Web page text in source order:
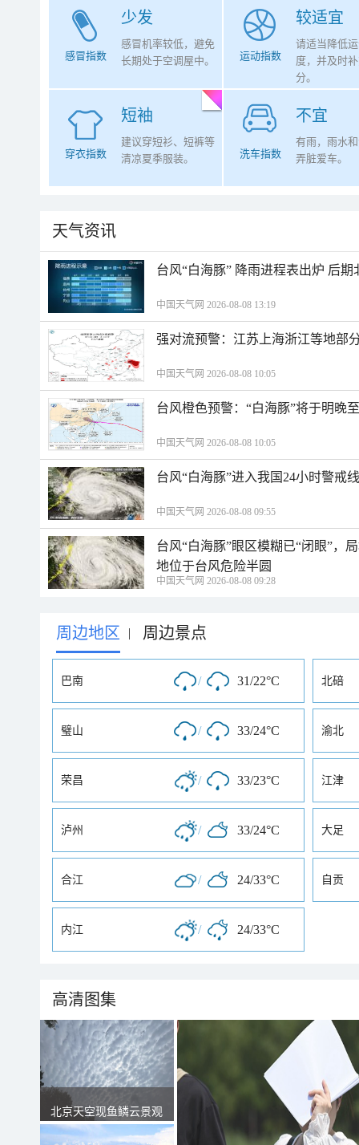
少发
感冒指数
感冒机率较低，避免
长期处于空调屋中。
较适宜
运动指数
请适当降低
度，并及时
分。
短袖
穿衣指数
建议穿短衫、短裤等
清凉夏季服装。
不宜
洗车指数
有雨，雨水
弄脏爱车。
天气资讯
台风“白海豚” 降雨进程表出炉 后
中国天气网 2026-08-08 13:19
强对流预警：江苏上海浙江等地部
中国天气网 2026-08-08 10:05
台风橙色预警：“白海豚”将于明晚
中国天气网 2026-08-08 10:05
台风“白海豚”进入我国24小时警戒
中国天气网 2026-08-08 09:55
台风“白海豚”眼区模糊已“闭眼”，
地位于台风危险半圆
中国天气网 2026-08-08 09:28
周边地区 | 周边景点
巴南 / 31/22°C 北碚
璧山 / 33/24°C 渝北
荣昌 / 33/23°C 江津
泸州 / 33/24°C 大足
合江 / 24/33°C 自贡
内江 / 24/33°C
高清图集
北京天空现鱼鳞云景观